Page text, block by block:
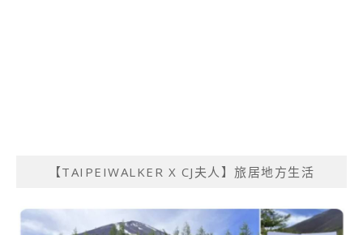
【TAIPEIWALKER X CJ夫人】旅居地方生活